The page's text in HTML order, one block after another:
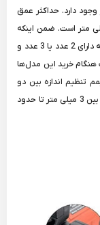
در بازار وجود دارد. حداکثر عمق
زدن که معمولا بین 20 میلی متر تا 70 میلی متر است. ضمن اینکه
بجز نوع تک تیغه، مدل‌های شیار زنی در بازار وجود دارد که دارای 2 عدد یا 3 عدد و
هنگام خرید این مدل‌ها
تنظیم اندازه بین دو
شیار است؛ این عرض شیار در مدل‌های شیارزن چند تیغه بین 3 میلی متر تا حدود